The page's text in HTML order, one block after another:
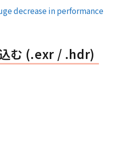
decrease in performance
む (.exr / .hdr)